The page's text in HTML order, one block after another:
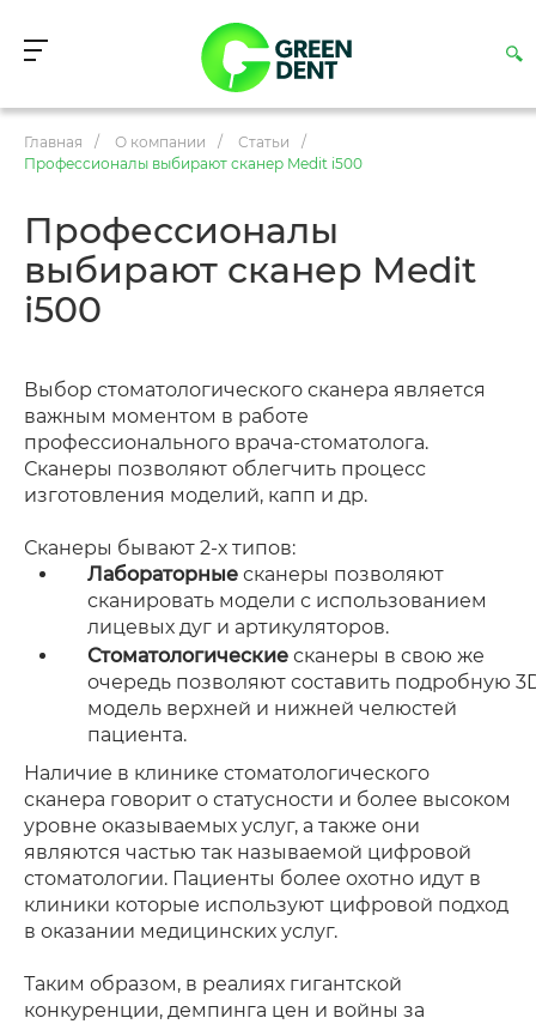
Главная / О компании / Статьи
/
Профессионалы выбирают сканер Medit i500
Профессионалы
выбирают сканер Medit
i500
Выбор стоматологического сканера является
важным моментом в работе
профессионального врача-стоматолога.
Сканеры позволяют облегчить процесс
изготовления моделий, капп и др.
Сканеры бывают 2-х типов:
Лабораторныесканеры позволяют
сканировать модели с использованием
лицевых дуг и артикуляторов.
Стоматологическиесканеры в свою же
очередь позволяют составить подробную
модель верхней и нижней челюстей
пациента.
Наличие в клинике стоматологического
сканера говорит о статусности и более высоком
уровне оказываемых услуг, а также они
являются частью так называемой цифровой
стоматологии. Пациенты более охотно идут в
клиники которые используют цифровой подход
в оказании медицинских услуг.
Таким образом, в реалиях гигантской
конкуренции, демпинга цен и войны за